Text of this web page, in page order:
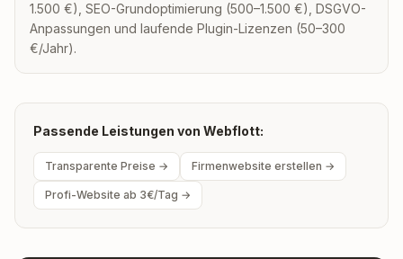
1.500 €), SEO-Grundoptimierung (500–1.500 €), DSGVO-
Anpassungen und laufende Plugin-Lizenzen (50–300
€/Jahr).
Passende Leistungen von Webflott:
Transparente Preise → Firmenwebsite erstellen →
Profi-Website ab 3€/Tag →